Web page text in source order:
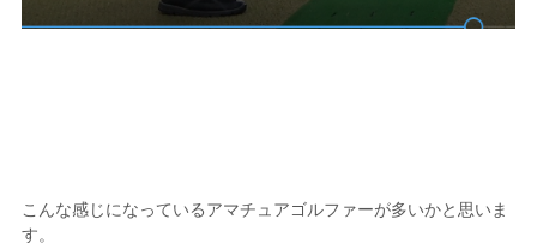
こんな感じになっているアマチュアゴルファーが多いかと思いま
す。